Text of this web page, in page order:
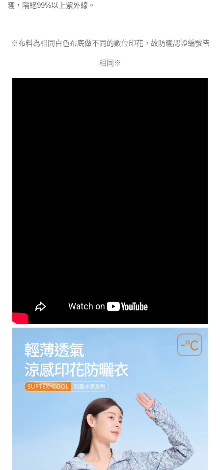
曬，隔絕99%以上紫外線。
※布料為相同白色布底做不同的數位印花，故防曬認證編號皆
相同※